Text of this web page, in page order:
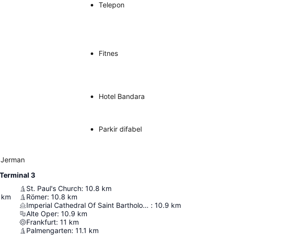
Telepon
Fitnes
Hotel Bandara
Parkir difabel
3
km
St. Paul's Church: 10.8 km
Römer: 10.8 km
Imperial Cathedral Of Saint Bartholomew : 10.9 km
Alte Oper: 10.9 km
Frankfurt: 11 km
Palmengarten: 11.1 km